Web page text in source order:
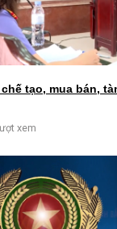
tạo, mua bán,
xem